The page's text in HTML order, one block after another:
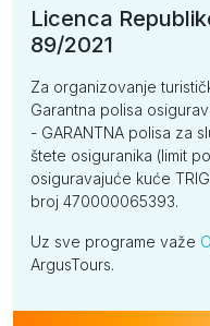
Licenca
89/2021
Za organizovanje
Garantna polisa
- GARANTNA polisa za
štete osiguranika (limit
osiguravajuće kuće
broj 470000065393.
Uz sve programe važe
ArgusTours.